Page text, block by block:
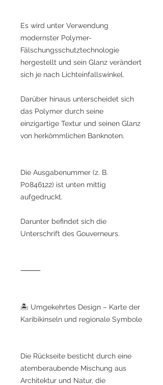
Es wird unter Verwendung
modernster Polymer-
Fälschungsschutztechnologie
hergestellt und sein Glanz verändert
sich je nach Lichteinfallswinkel.
Darüber hinaus unterscheidet sich
das Polymer durch seine
einzigartige Textur und seinen Glanz
von herkömmlichen Banknoten.
Die Ausgabenummer (z. B.
P0846122) ist unten mittig
aufgedruckt.
Darunter befindet sich die
Unterschrift des Gouverneurs.
⸻
🏝️ Umgekehrtes Design – Karte der
Karibikinseln und regionale Symbole
Die Rückseite besticht durch eine
atemberaubende Mischung aus
Architektur und Natur, die